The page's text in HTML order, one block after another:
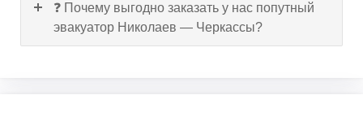
❓ Почему выгодно заказать у нас попутный
эвакуатор Николаев — Черкассы?